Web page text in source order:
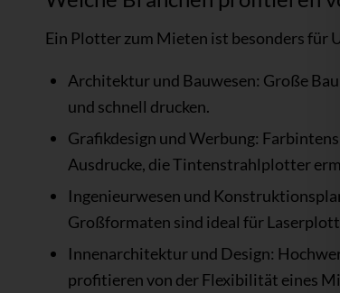
Ein Plotter zum Mieten ist besonders für
Architektur und Bauwesen: Große
und schnell drucken.
Grafikdesign und Werbung:
Ausdrucke, die Tintenstrahlplotter
Ingenieurwesen und
Großformaten sind ideal für
Innenarchitektur und Design:
profitieren von der Flexibilität eines